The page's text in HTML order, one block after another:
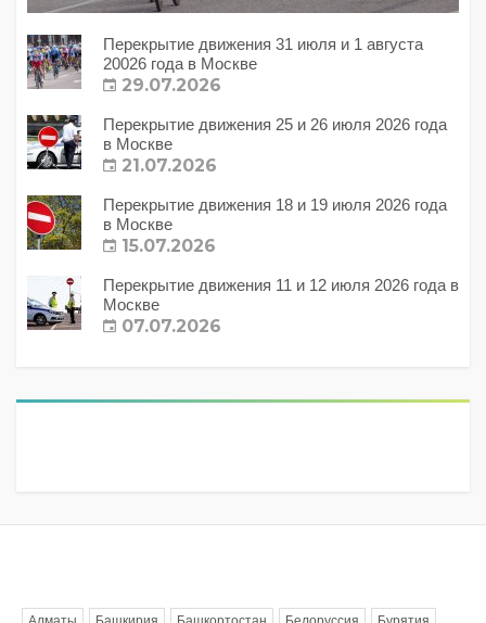
Перекрытие движения 31 июля и 1 августа
20026 года в Москве
29.07.2026
Перекрытие движения 25 и 26 июля 2026 года
в Москве
21.07.2026
Перекрытие движения 18 и 19 июля 2026 года
в Москве
15.07.2026
Перекрытие движения 11 и 12 июля 2026 года в
Москве
07.07.2026